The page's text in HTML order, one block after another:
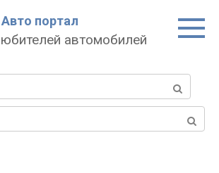
Авто портал
автомобилей